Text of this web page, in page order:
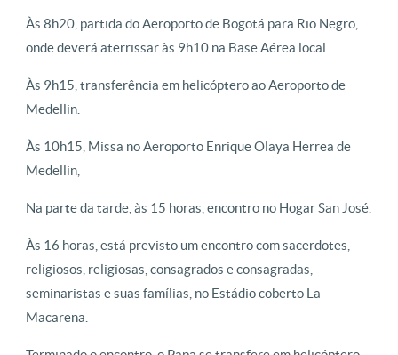
Às 8h20, partida do Aeroporto de Bogotá para Rio Negro,
onde deverá aterrissar às 9h10 na Base Aérea local.
Às 9h15, transferência em helicóptero ao Aeroporto de
Medellin.
Às 10h15, Missa no Aeroporto Enrique Olaya Herrea de
Medellin,
Na parte da tarde, às 15 horas, encontro no Hogar San José.
Às 16 horas, está previsto um encontro com sacerdotes,
religiosos, religiosas, consagrados e consagradas,
seminaristas e suas famílias, no Estádio coberto La
Macarena.